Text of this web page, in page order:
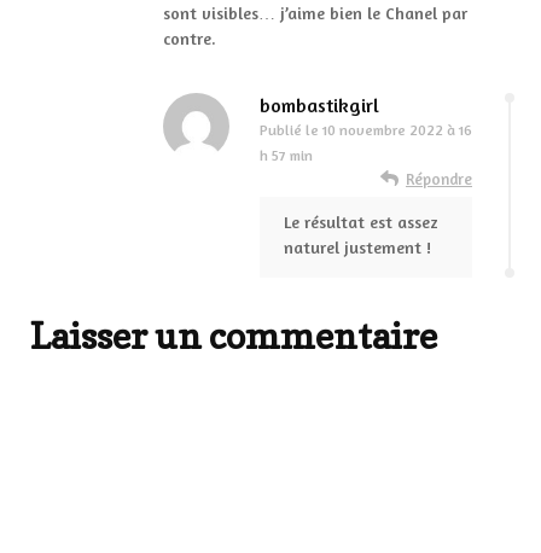
sont visibles… j’aime bien le Chanel par
contre.
bombastikgirl
Publié le 10 novembre 2022 à 16
h 57 min
Répondre
Le résultat est assez
naturel justement !
Laisser un commentaire